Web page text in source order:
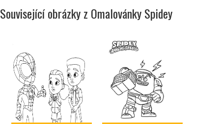
Související obrázky z Omalovánky Spidey